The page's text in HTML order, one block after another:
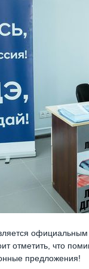
отметить, что
предложения!